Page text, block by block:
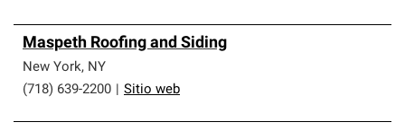
Maspeth Roofing and Siding
New York, NY
(718) 639-2200
Sitio web